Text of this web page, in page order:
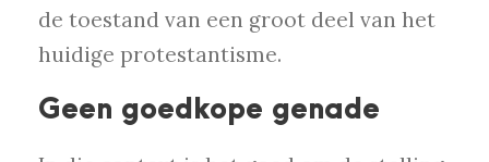
de toestand van een groot deel van het
huidige protestantisme.
Geen goedkope genade